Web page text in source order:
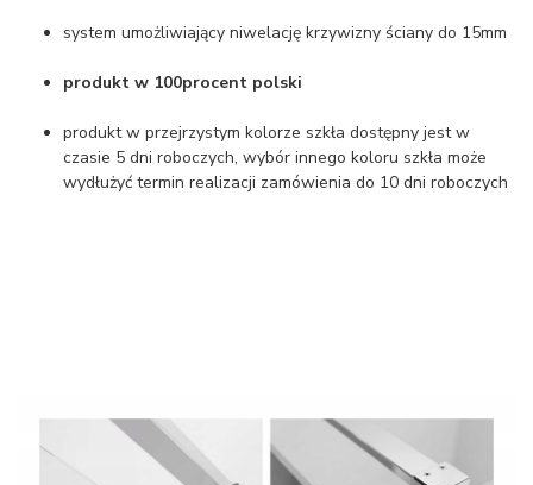
system umożliwiający niwelację krzywizny ściany do 15mm
produkt w 100procent polski
produkt w przejrzystym kolorze szkła dostępny jest w
czasie 5 dni roboczych, wybór innego koloru szkła może
wydłużyć termin realizacji zamówienia do 10 dni roboczych